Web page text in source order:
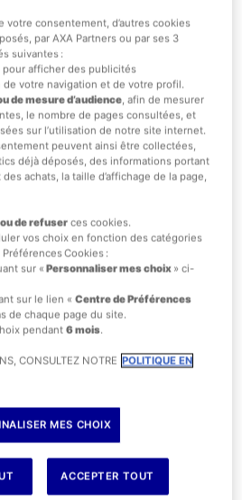
tour du monde qui
voyage couvrant le
médicaux et les imprévus de
le monde.
votre consentement, d’autres cookies
par AXA Partners ou par ses 3
suivantes :
pour afficher des publicités
votre navigation et de votre profil.
de mesure d’audience, afin de mesurer
le nombre de pages consultées, et
sur l’utilisation de notre site internet.
peuvent ainsi être collectées,
déjà déposés, des informations portant
achats, la taille d’affichage de la page,
de refuser ces cookies.
vos choix en fonction des catégories
Cookies :
sur « Personnaliser mes choix» ci-
sur le lien « Centre de Préférences
de chaque page du site.
pendant6 mois.
CONSULTEZ NOTRE POLITIQUE EN
MES CHOIX
ACCEPTER TOUT